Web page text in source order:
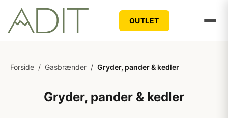
OUTLET
Forside / Gasbrænder / Gryder, pander & kedler
Gryder, pander & kedler